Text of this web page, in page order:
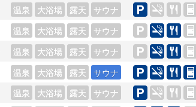
温泉 大浴場 露天 サウナ
温泉 大浴場 露天 サウナ
温泉 大浴場 露天 サウナ
温泉 大浴場 露天 サウナ
温泉 大浴場 露天 サウナ